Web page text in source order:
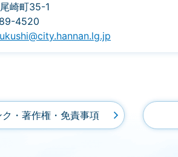
崎町35-1
4520
ク・著作権・免責事項